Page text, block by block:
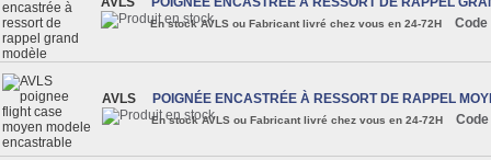
En stock AVLS ou Fabricant livré chez vous en 24-72H Code
AVLS POIGNÉE ENCASTRÉE À RESSORT DE RAPPEL
En stock AVLS ou Fabricant livré chez vous en 24-72H Code